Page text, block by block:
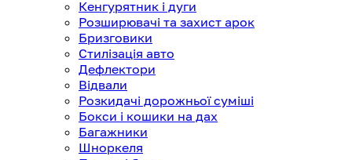
Кенгурятник і дуги
Розширювачі та захист арок
Бризговики
Стилізація авто
Дефлектори
Відвали
Розкидачі дорожньої суміші
Бокси і кошики на дах
Багажники
Шноркеля